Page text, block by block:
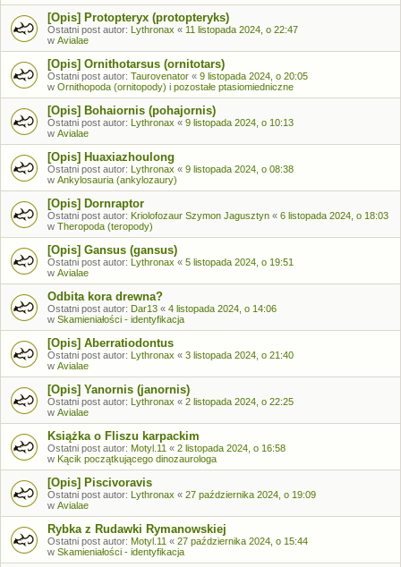
[Opis] Protopteryx (protopteryks)
Ostatni post autor: Lythronax « 11 listopada 2024, o 22:47
w Avialae
[Opis] Ornithotarsus (ornitotars)
Ostatni post autor: Taurovenator « 9 listopada 2024, o 20:05
w Ornithopoda (ornitopody) i pozostałe ptasiomiedniczne
[Opis] Bohaiornis (pohajornis)
Ostatni post autor: Lythronax « 9 listopada 2024, o 10:13
w Avialae
[Opis] Huaxiazhoulong
Ostatni post autor: Lythronax « 9 listopada 2024, o 08:38
w Ankylosauria (ankylozaury)
[Opis] Dornraptor
Ostatni post autor: Kriolofozaur Szymon Jagusztyn « 6 listopada 2024, o 18:03
w Theropoda (teropody)
[Opis] Gansus (gansus)
Ostatni post autor: Lythronax « 5 listopada 2024, o 19:51
w Avialae
Odbita kora drewna?
Ostatni post autor: Dar13 « 4 listopada 2024, o 14:06
w Skamieniałości - identyfikacja
[Opis] Aberratiodontus
Ostatni post autor: Lythronax « 3 listopada 2024, o 21:40
w Avialae
[Opis] Yanornis (janornis)
Ostatni post autor: Lythronax « 2 listopada 2024, o 22:25
w Avialae
Książka o Fliszu karpackim
Ostatni post autor: Motyl.11 « 2 listopada 2024, o 16:58
w Kącik początkującego dinozaurologa
[Opis] Piscivoravis
Ostatni post autor: Lythronax « 27 października 2024, o 19:09
w Avialae
Rybka z Rudawki Rymanowskiej
Ostatni post autor: Motyl.11 « 27 października 2024, o 15:44
w Skamieniałości - identyfikacja